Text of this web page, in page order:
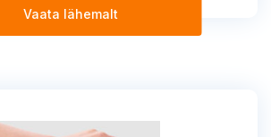
Vaata lähemalt